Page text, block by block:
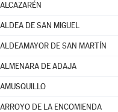
ALCAZARÉN
ALDEA DE SAN MIGUEL
ALDEAMAYOR DE SAN MARTÍN
ALMENARA DE ADAJA
AMUSQUILLO
ARROYO DE LA ENCOMIENDA